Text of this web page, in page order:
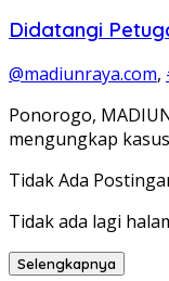
Didatangi
@madiunraya.com,
Ponorogo,
mengungkap
Tidak Ada
Tidak ada lagi
Selengkapnya